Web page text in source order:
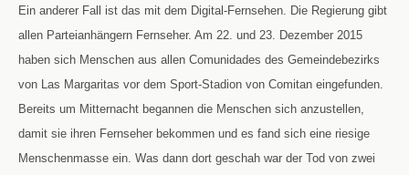
Ein anderer Fall ist das mit dem Digital-Fernsehen. Die Regierung gibt
allen Parteianhängern Fernseher. Am 22. und 23. Dezember 2015
haben sich Menschen aus allen Comunidades des Gemeindebezirks
von Las Margaritas vor dem Sport-Stadion von Comitan eingefunden.
Bereits um Mitternacht begannen die Menschen sich anzustellen,
damit sie ihren Fernseher bekommen und es fand sich eine riesige
Menschenmasse ein. Was dann dort geschah war der Tod von zwei